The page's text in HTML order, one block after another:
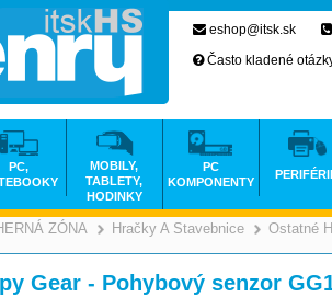
ZÓNA Hračky A Stavebnice Ostatné
Gear - Pohybový senzor
eshop@itsk.sk
Často kladené
PC,
MOBILY,
TABLETY,
HODINKY
PC
KOMPONENTY